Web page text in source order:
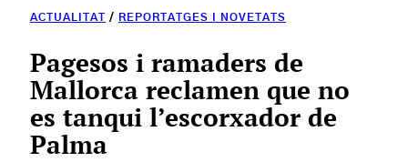
ACTUALITAT / REPORTATGES I NOVETATS
Pagesos i ramaders de
Mallorca reclamen que no
es tanqui l’escorxador de
Palma